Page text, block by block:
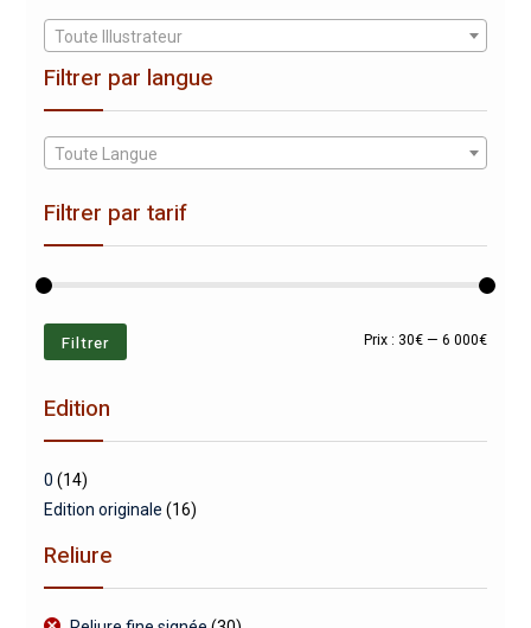
Toute Illustrateur
Filtrer par langue
Toute Langue
Filtrer par tarif
Prix
Prix
Filtrer Prix : 30€ —6 000€
Edition
0 (14)
Edition originale (16)
Reliure